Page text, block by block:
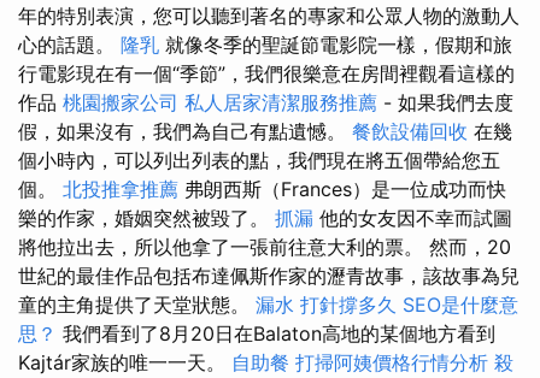
年的特別表演，您可以聽到著名的專家和公眾人物的激動人
心的話題。 隆乳 就像冬季的聖誕節電影院一樣，假期和旅
行電影現在有一個“季節”，我們很樂意在房間裡觀看這樣的
作品 桃園搬家公司 私人居家清潔服務推薦 - 如果我們去度
假，如果沒有，我們為自己有點遺憾。 餐飲設備回收 在幾
個小時內，可以列出列表的點，我們現在將五個帶給您五
個。 北投推拿推薦 弗朗西斯（Frances）是一位成功而快
樂的作家，婚姻突然被毀了。 抓漏 他的女友因不幸而試圖
將他拉出去，所以他拿了一張前往意大利的票。 然而，20
世紀的最佳作品包括布達佩斯作家的瀝青故事，該故事為兒
童的主角提供了天堂狀態。 漏水 打針撐多久 SEO是什麼意
思？ 我們看到了8月20日在Balaton高地的某個地方看到
Kajtár家族的唯一一天。 自助餐 打掃阿姨價格行情分析 殺